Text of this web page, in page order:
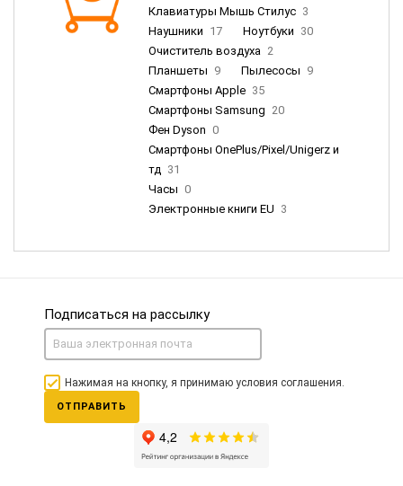
Клавиатуры Мышь Стилус 3
Наушники 17 Ноутбуки 30
Очиститель воздуха 2
Планшеты 9 Пылесосы 9
Смартфоны Apple 35
Смартфоны Samsung 20
Фен Dyson 0
Смартфоны OnePlus/Pixel/Unigerz и
тд 31
Часы 0
Электронные книги EU 3
Подписаться на рассылку
Нажимая на кнопку, я принимаю условия соглашения.
ОТПРАВИТЬ